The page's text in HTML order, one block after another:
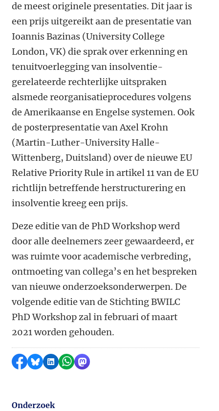
de meest originele presentaties. Dit jaar is
een prijs uitgereikt aan de presentatie van
Ioannis Bazinas (University College
London, VK) die sprak over erkenning en
tenuitvoerlegging van insolventie-
gerelateerde rechterlijke uitspraken
alsmede reorganisatieprocedures volgens
de Amerikaanse en Engelse systemen. Ook
de posterpresentatie van Axel Krohn
(Martin-Luther-University Halle-
Wittenberg, Duitsland) over de nieuwe EU
Relative Priority Rule in artikel 11 van de EU
richtlijn betreffende herstructurering en
insolventie kreeg een prijs.
Deze editie van de PhD Workshop werd
door alle deelnemers zeer gewaardeerd, er
was ruimte voor academische verbreding,
ontmoeting van collega’s en het bespreken
van nieuwe onderzoeksonderwerpen. De
volgende editie van de Stichting BWILC
PhD Workshop zal in februari of maart
2021 worden gehouden.
Delen op Facebook
Delen via Bluesky
Delen op LinkedIn
Delen via WhatsApp
Delen via Mastodon
Onderzoek